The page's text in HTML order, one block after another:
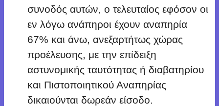
συνοδός αυτών, ο τελευταίος εφόσον οι
εν λόγω ανάπηροι έχουν αναπηρία
67% και άνω, ανεξαρτήτως χώρας
προέλευσης, με την επίδειξη
αστυνομικής ταυτότητας ή διαβατηρίου
και Πιστοποιητικού Αναπηρίας
δικαιούνται δωρεάν είσοδο.